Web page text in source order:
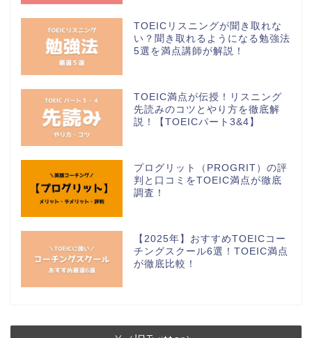
TOEICリスニングが聞き取れな
い？聞き取れるようになる勉強法
5選を満点講師が解説！
TOEIC満点が伝授！リスニング
先読みのコツとやり方を徹底解
説！【TOEICパート3&4】
プログリット（PROGRIT）の評
判と口コミをTOEIC満点が徹底
調査！
【2025年】おすすめTOEICコー
チングスクール6選！TOEIC満点
が徹底比較！